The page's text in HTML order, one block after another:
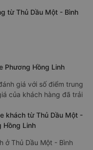
từ Thủ Dầu Một - Bình
Phương Hồng Linh
giá với số điểm trung
của khách hàng đã trải
khách từ Thủ Dầu Một -
Hồng Linh
ở Thủ Dầu Một - Bình